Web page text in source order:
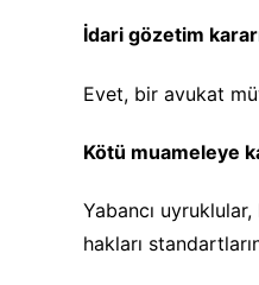
İdari gözetim
Evet, bir avukat
Kötü muameleye
Yabancı
hakları